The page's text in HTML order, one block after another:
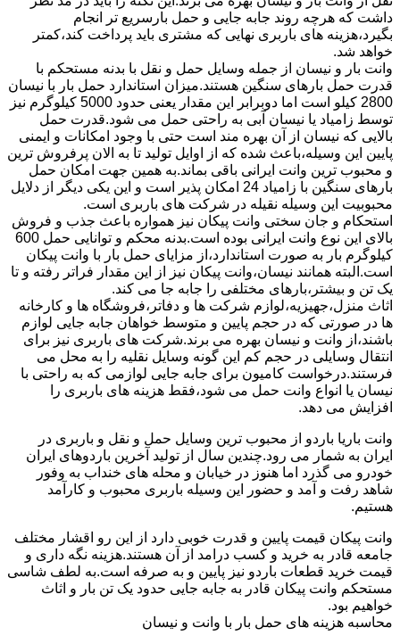
داشت که هرچه روند جابه جایی و حمل بارسریع تر انجام
بگیرد،هزینه های باربری نهایی که مشتری باید پرداخت کند،کمتر
خواهد شد.
وانت بار و نیسان از جمله وسایل حمل و نقل با بدنه مستحکم با
قدرت حمل بارهای سنگین هستند.میزان استاندارد حمل بار با نیسان
2800 کیلو است اما دوبرابر این مقدار یعنی حدود 5000 کیلوگرم نیز
توسط زامیاد یا نیسان آبی به راحتی حمل می شود.قدرت حمل
بالایی که نیسان از آن بهره مند است حتی با وجود امکانات و ایمنی
پایین این وسیله،باعث شده که از اوایل تولید تا به الان پرفروش ترین
و محبوب ترین وانت ایرانی باقی بماند.به همین جهت امکان حمل
بارهای سنگین با زامیاد 24 امکان پذیر است و این یکی دیگر از دلایل
محبوبیت این وسیله نقیله در شرکت های باربری است.
استحکام و جان سختی وانت پیکان نیز همواره باعث جذب و فروش
بالای این نوع وانت ایرانی بوده است.بدنه محکم و توانایی حمل 600
کیلوگرم بار به صورت استاندارد،از مزایای حمل بار با وانت پیکان
است.البته همانند نیسان،وانت پیکان نیز از این مقدار فراتر رفته و تا
یک تن و بیشتر،بارهای مختلفی را جابه جا می کند.
اثاث منزل،جهیزیه،لوازم شرکت ها و دفاتر،فروشگاه ها و کارخانه
ها در صورتی که در حجم پایین و متوسط خواهان جابه جایی لوازم
باشند،از وانت و نیسان بهره می برند.شرکت های باربری نیز برای
انتقال وسایلی در حجم کم این گونه وسایل نقلیه را به محل می
فرستند.درخواست کامیون برای جابه جایی لوازمی که به راحتی با
نیسان یا انواع وانت حمل می شود،فقط هزینه های باربری را
افزایش می دهد.
وانت باریا باردو از محبوب ترین وسایل حمل و نقل و باربری در
ایران به شمار می رود.چندین سال از تولید آخرین باردوهای ایران
خودرو می گذرد اما هنوز در خیابان و محله های خنداب به وفور
شاهد رفت و آمد و حضور این وسیله باربری محبوب و کارآمد
هستیم.
وانت پیکان قیمت پایین و قدرت خوبی دارد از این رو اقشار مختلف
جامعه قادر به خرید و کسب درامد از آن هستند.هزینه نگه داری و
قیمت خرید قطعات باردو نیز پایین و به صرفه است.به لطف شاسی
مستحکم وانت پیکان قادر به جابه جایی حدود یک تن بار و اثاث
خواهیم بود.
محاسبه هزینه های حمل بار با وانت و نیسان